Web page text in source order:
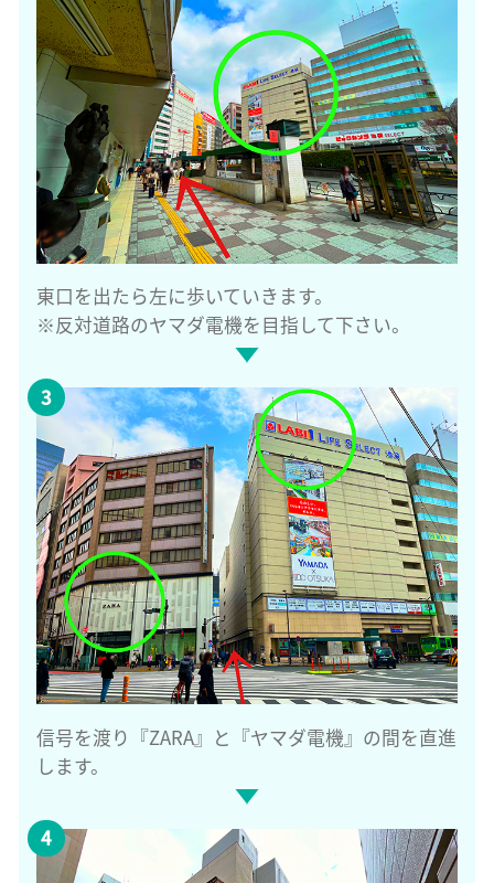
東口を出たら左に歩いていきます。
※反対道路のヤマダ電機を目指して下さい。
信号を渡り『ZARA』と『ヤマダ電機』の間を直進
します。